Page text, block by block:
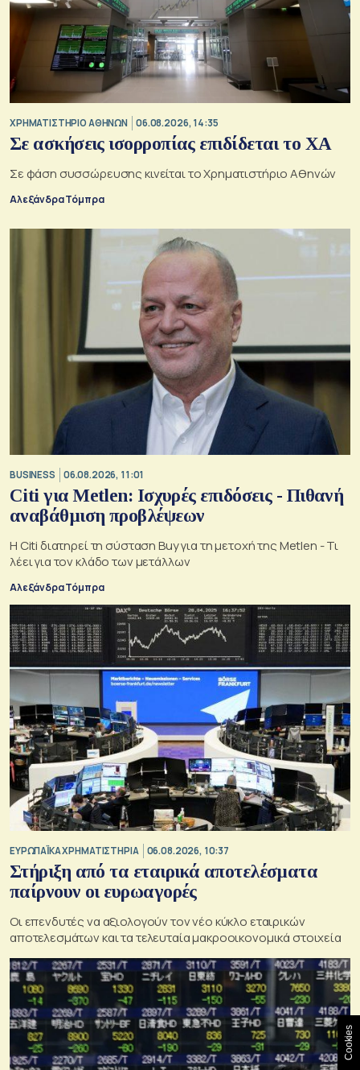
XΡΗΜΑΤΙΣΤΗΡΙΟ ΑΘΗΝΩΝ 06.08.2026, 14:35
Σε ασκήσεις ισορροπίας επιδίδεται το ΧΑ
Σε φάση συσσώρευσης κινείται το Χρηματιστήριο Αθηνών
Αλεξάνδρα Τόμπρα
BUSINESS 06.08.2026, 11:01
Citi για Metlen: Ισχυρές επιδόσεις - Πιθανή
αναβάθμιση προβλέψεων
Η Citi διατηρεί τη σύσταση Buy για τη μετοχή της Metlen - Τι
λέει για τον κλάδο των μετάλλων
Αλεξάνδρα Τόμπρα
ΕΥΡΩΠΑΪΚΑ ΧΡΗΜΑΤΙΣΤΗΡΙΑ 06.08.2026, 10:37
Στήριξη από τα εταιρικά αποτελέσματα
παίρνουν οι ευρωαγορές
Οι επενδυτές να αξιολογούν τον νέο κύκλο εταιρικών
αποτελεσμάτων και τα τελευταία μακροοικονομικά στοιχεία
Cookies